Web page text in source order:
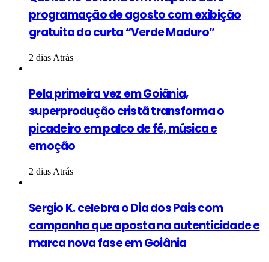
programação de agosto com exibição
gratuita do curta “Verde Maduro”
2 dias Atrás
Pela primeira vez em Goiânia,
superprodução cristã transforma o
picadeiro em palco de fé, música e
emoção
2 dias Atrás
Sergio K. celebra o Dia dos Pais com
campanha que aposta na autenticidade e
marca nova fase em Goiânia